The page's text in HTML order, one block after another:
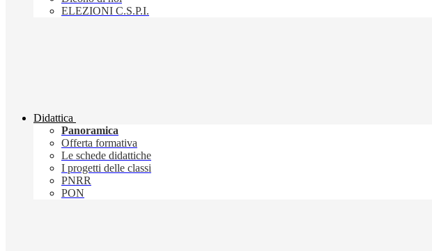
ELEZIONI C.S.P.I.
Didattica
Panoramica
Offerta formativa
Le schede didattiche
I progetti delle classi
PNRR
PON